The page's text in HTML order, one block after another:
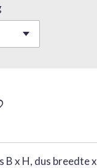
B x H, dus breedte x